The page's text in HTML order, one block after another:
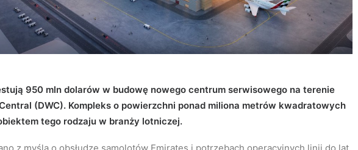
950 mln dolarów w budowę nowego centrum serwisowego na terenie
(DWC). Kompleks o powierzchni ponad miliona metrów kwadratowych
tego rodzaju w branży lotniczej.